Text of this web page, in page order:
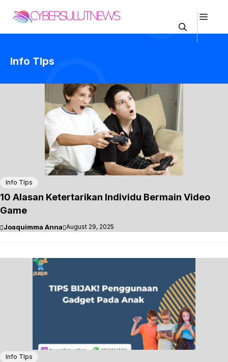
content
Info TIps
Info TIps
10 Alasan Ketertarikan Individu Bermain Video
Game
Joaquimma Anna August 29, 2025
Info TIps